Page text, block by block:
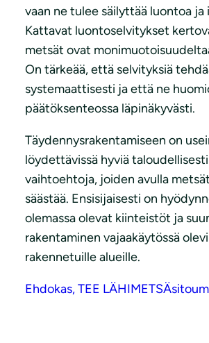
vaan ne tulee säilyttää luontoa ja
Kattavat luontoselvitykset
metsät ovat
On tärkeää, että selvityksiä
systemaattisesti ja että ne
päätöksenteossa läpinäkyvästi.
Täydennysrakentamiseen on
löydettävissä hyviä
vaihtoehtoja, joiden avulla
säästää. Ensisijaisesti on
olemassa olevat kiinteistöt ja
rakentaminen vajaakäytössä
rakennetuille alueille.
Ehdokas, TEE